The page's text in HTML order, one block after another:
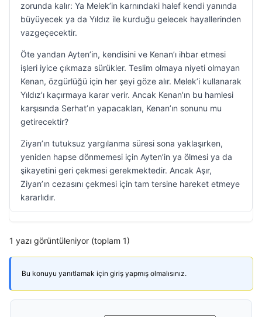
zorunda kalır: Ya Melek’in karnındaki halef kendi yanında
büyüyecek ya da Yıldız ile kurduğu gelecek hayallerinden
vazgeçecektir.
Öte yandan Ayten’in, kendisini ve Kenan’ı ihbar etmesi
işleri iyice çıkmaza sürükler. Teslim olmaya niyeti olmayan
Kenan, özgürlüğü için her şeyi göze alır. Melek’i kullanarak
Yıldız’ı kaçırmaya karar verir. Ancak Kenan’ın bu hamlesi
karşısında Serhat’ın yapacakları, Kenan’ın sonunu mu
getirecektir?
Ziyan’ın tutuksuz yargılanma süresi sona yaklaşırken,
yeniden hapse dönmemesi için Ayten’in ya ölmesi ya da
şikayetini geri çekmesi gerekmektedir. Ancak Aşır,
Ziyan’ın cezasını çekmesi için tam tersine hareket etmeye
kararlıdır.
1 yazı görüntüleniyor (toplam 1)
Bu konuyu yanıtlamak için giriş yapmış olmalısınız.